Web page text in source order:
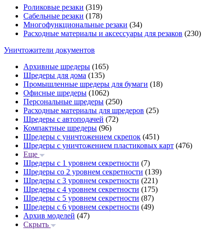
Роликовые резаки (319)
Сабельные резаки (178)
Многофункциональные резаки (34)
Расходные материалы и аксессуары для резаков (230)
Уничтожители документов
Архивные шредеры (165)
Шредеры для дома (135)
Промышленные шредеры для бумаги (18)
Офисные шредеры (1062)
Персональные шредеры (250)
Расходные материалы для шредеров (25)
Шредеры с автоподачей (72)
Компактные шредеры (96)
Шредеры с уничтожением скрепок (451)
Шредеры с уничтожением пластиковых карт (476)
Еще
Шредеры с 1 уровнем секретности (7)
Шредеры со 2 уровнем секретности (139)
Шредеры с 3 уровнем секретности (221)
Шредеры с 4 уровнем секретности (175)
Шредеры с 5 уровнем секретности (87)
Шредеры с 6 уровнем секретности (49)
Архив моделей (47)
Скрыть